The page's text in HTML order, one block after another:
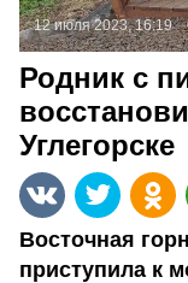
12 июля 2023, 16:19
Родник с
Углегорске
Восточная
приступила к